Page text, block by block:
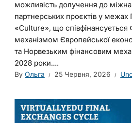
можливість долучення до
партнерських проєктів у
«Culture», що співфінансується
механізмом Європейської
та Норвезьким фінансовим
2028 роки....
By Ольга 25 Червня, 2026